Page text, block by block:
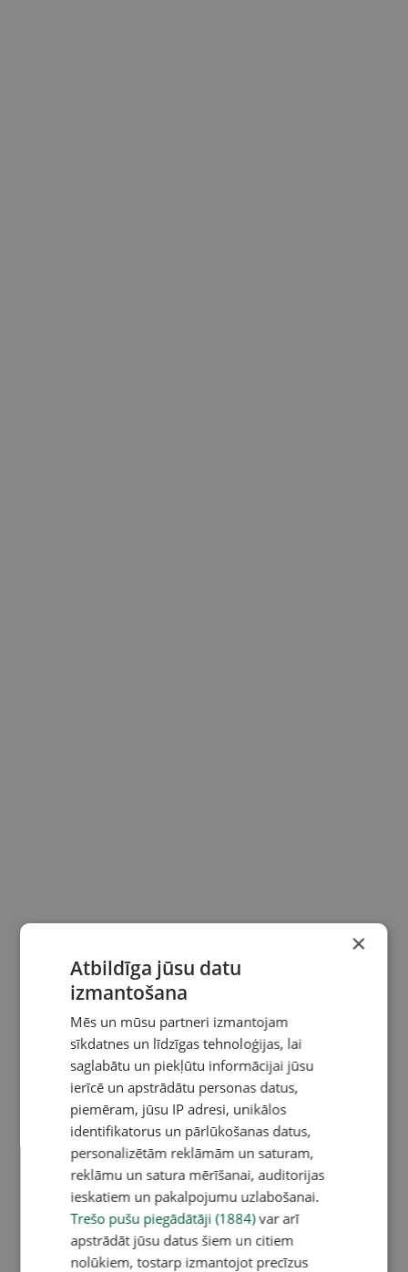
×
Atbildīga jūsu datu
izmantošana
Mēs un mūsu partneri izmantojam
sīkdatnes un līdzīgas tehnoloģijas, lai
saglabātu un piekļūtu informācijai jūsu
ierīcē un apstrādātu personas datus,
piemēram, jūsu IP adresi, unikālos
identifikatorus un pārlūkošanas datus,
personalizētām reklāmām un saturam,
reklāmu un satura mērīšanai, auditorijas
ieskatiem un pakalpojumu uzlabošanai.
Trešo pušu piegādātāji (1884)var arī
apstrādāt jūsu datus šiem un citiem
nolūkiem, tostarp izmantojot precīzus